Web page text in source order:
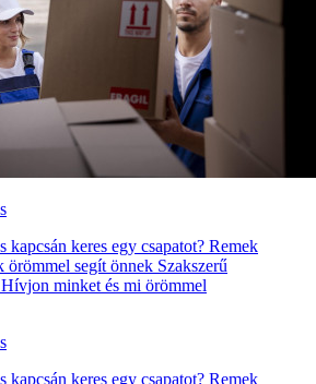
kapcsán keres egy csapatot? Remek
örömmel segít önnek Szakszerű
minket és mi örömmel
kapcsán keres egy csapatot? Remek